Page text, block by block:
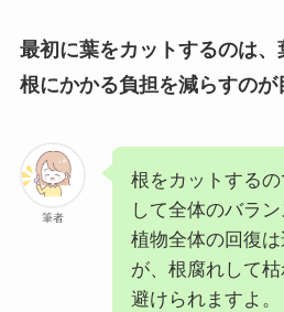
最初に葉をカットするのは、
根にかかる負担を減らすのが
筆者
根をカットする
して全体のバラン
植物全体の回復
が、根腐れして
避けられますよ。